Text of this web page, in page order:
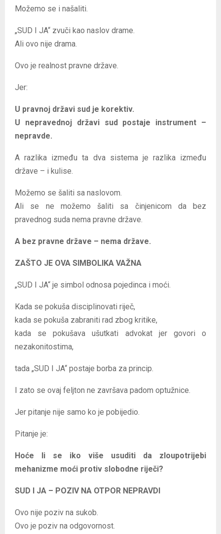
Možemo se i našaliti.
„SUD I JA“ zvuči kao naslov drame.
Ali ovo nije drama.
Ovo je realnost pravne države.
Jer:
U pravnoj državi sud je korektiv.
U nepravednoj državi sud postaje instrument –
nepravde.
A razlika između ta dva sistema je razlika između
države – i kulise.
Možemo se šaliti sa naslovom.
Ali se ne možemo šaliti sa činjenicom da bez
pravednog suda nema pravne države.
A bez pravne države – nema države.
ZAŠTO JE OVA SIMBOLIKA VAŽNA
„SUD I JA“ je simbol odnosa pojedinca i moći.
Kada se pokuša disciplinovati riječ,
kada se pokuša zabraniti rad zbog kritike,
kada se pokušava ušutkati advokat jer govori o
nezakonitostima,
tada „SUD I JA“ postaje borba za princip.
I zato se ovaj feljton ne završava padom optužnice.
Jer pitanje nije samo ko je pobijedio.
Pitanje je:
Hoće li se iko više usuditi da zloupotrijebi
mehanizme moći protiv slobodne riječi?
SUD I JA – POZIV NA OTPOR NEPRAVDI
Ovo nije poziv na sukob.
Ovo je poziv na odgovornost.